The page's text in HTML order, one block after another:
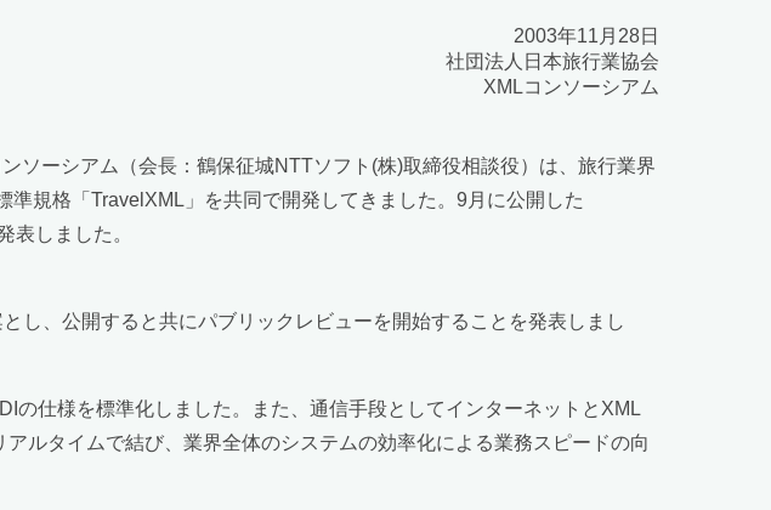
2003年11月28日
社団法人日本旅行業協会
XMLコンソーシアム
ソーシアム（会長：鶴保征城NTTソフト(株)取締役相談役）は、旅行業界
規格「TravelXML」を共同で開発してきました。9月に公開した
表しました。
し、公開すると共にパブリックレビューを開始することを発表しまし
仕様を標準化しました。また、通信手段としてインターネットとXML
ルタイムで結び、業界全体のシステムの効率化による業務スピードの向